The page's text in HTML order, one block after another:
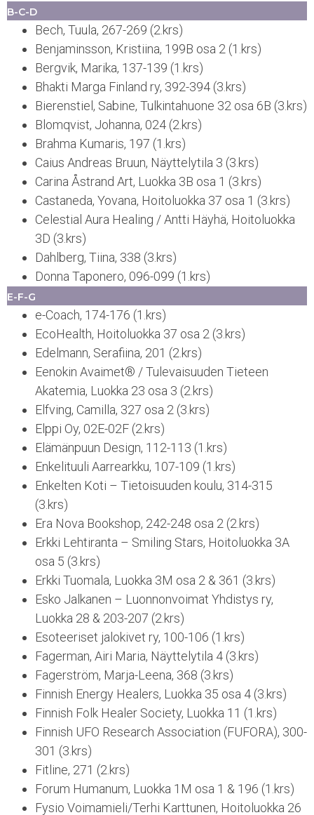
B-C-D
Bech, Tuula, 267-269 (2.krs)
Benjaminsson, Kristiina, 199B osa 2 (1.krs)
Bergvik, Marika, 137-139 (1.krs)
Bhakti Marga Finland ry, 392-394 (3.krs)
Bierenstiel, Sabine, Tulkintahuone 32 osa 6B (3.krs)
Blomqvist, Johanna, 024 (2.krs)
Brahma Kumaris, 197 (1.krs)
Caius Andreas Bruun, Näyttelytila 3 (3.krs)
Carina Åstrand Art, Luokka 3B osa 1 (3.krs)
Castaneda, Yovana, Hoitoluokka 37 osa 1 (3.krs)
Celestial Aura Healing / Antti Häyhä, Hoitoluokka
3D (3.krs)
Dahlberg, Tiina, 338 (3.krs)
Donna Taponero, 096-099 (1.krs)
E-F-G
e-Coach, 174-176 (1.krs)
EcoHealth, Hoitoluokka 37 osa 2 (3.krs)
Edelmann, Serafiina, 201 (2.krs)
Eenokin Avaimet® / Tulevaisuuden Tieteen
Akatemia, Luokka 23 osa 3 (2.krs)
Elfving, Camilla, 327 osa 2 (3.krs)
Elppi Oy, 02E-02F (2.krs)
Elämänpuun Design, 112-113 (1.krs)
Enkelituuli Aarrearkku, 107-109 (1.krs)
Enkelten Koti – Tietoisuuden koulu, 314-315
(3.krs)
Era Nova Bookshop, 242-248 osa 2 (2.krs)
Erkki Lehtiranta – Smiling Stars, Hoitoluokka 3A
osa 5 (3.krs)
Erkki Tuomala, Luokka 3M osa 2 & 361 (3.krs)
Esko Jalkanen – Luonnonvoimat Yhdistys ry,
Luokka 28 & 203-207 (2.krs)
Esoteeriset jalokivet ry, 100-106 (1.krs)
Fagerman, Airi Maria, Näyttelytila 4 (3.krs)
Fagerström, Marja-Leena, 368 (3.krs)
Finnish Energy Healers, Luokka 35 osa 4 (3.krs)
Finnish Folk Healer Society, Luokka 11 (1.krs)
Finnish UFO Research Association (FUFORA), 300-
301 (3.krs)
Fitline, 271 (2.krs)
Forum Humanum, Luokka 1M osa 1 & 196 (1.krs)
Fysio Voimamieli/Terhi Karttunen, Hoitoluokka 26